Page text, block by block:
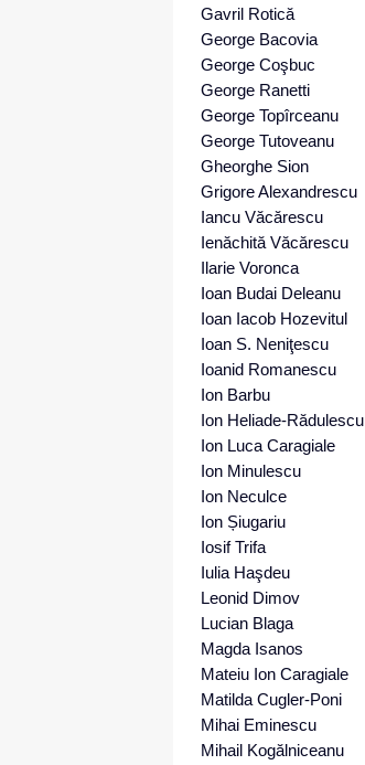
Gavril Rotică
George Bacovia
George Coşbuc
George Ranetti
George Topîrceanu
George Tutoveanu
Gheorghe Sion
Grigore Alexandrescu
Iancu Văcărescu
Ienăchită Văcărescu
Ilarie Voronca
Ioan Budai Deleanu
Ioan Iacob Hozevitul
Ioan S. Neniţescu
Ioanid Romanescu
Ion Barbu
Ion Heliade-Rădulescu
Ion Luca Caragiale
Ion Minulescu
Ion Neculce
Ion Șiugariu
Iosif Trifa
Iulia Haşdeu
Leonid Dimov
Lucian Blaga
Magda Isanos
Mateiu Ion Caragiale
Matilda Cugler-Poni
Mihai Eminescu
Mihail Kogălniceanu